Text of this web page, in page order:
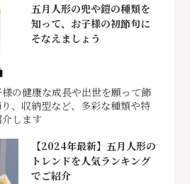
五月人形の兜や鎧の種類を
知って、お子様の初節句に
そなえましょう
の健康な成長や出世を願って飾
、収納型など、多彩な種類や特
します
【2024年最新】五月人形の
トレンドを人気ランキング
でご紹介